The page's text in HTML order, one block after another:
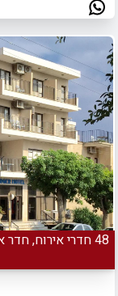
48 חדרי אירוח,